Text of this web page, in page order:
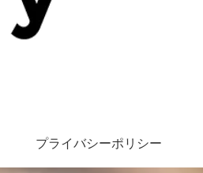
プライバシーポリシー